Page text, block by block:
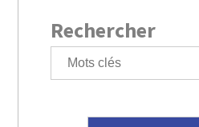
Rechercher